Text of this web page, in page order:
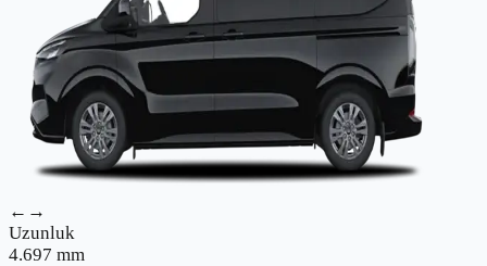
←→
Uzunluk
4.697 mm